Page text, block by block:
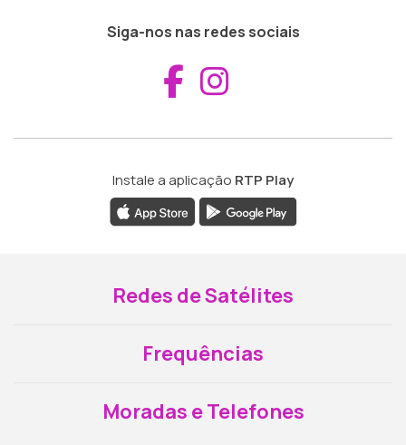
Siga-nos nas redes sociais
Aceder ao
Instale a aplicação RTP Play
Redes de Satélites
Frequências
Moradas e Telefones